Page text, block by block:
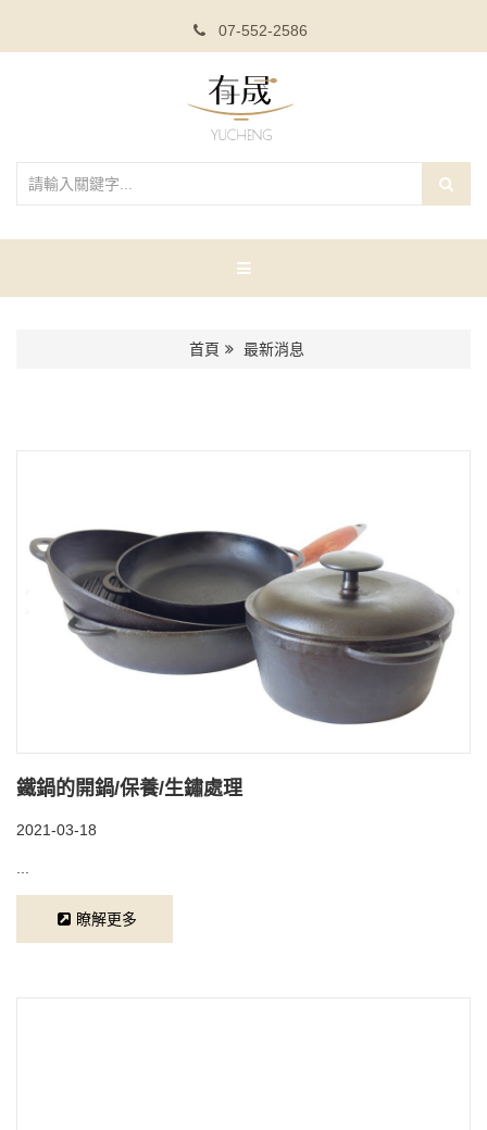
07-552-2586
首頁 最新消息
鐵鍋的開鍋/保養/生鏽處理
2021-03-18
瞭解更多